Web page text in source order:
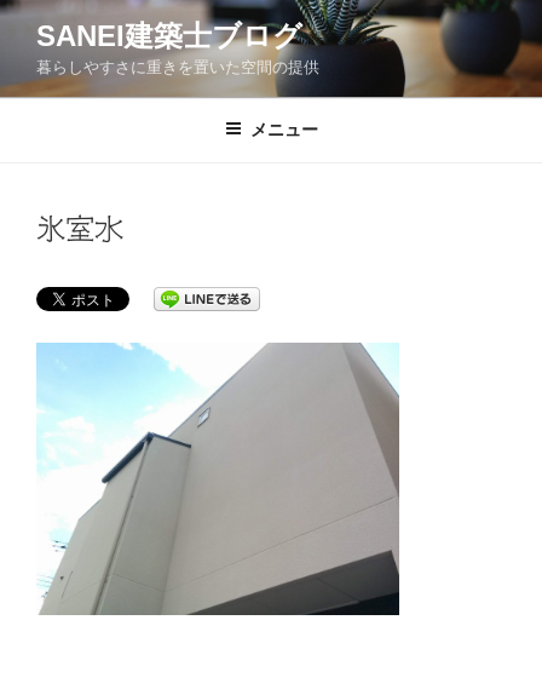
コ
ン
SANEI建築士ブログ
暮らしやすさに重きを置いた空間の提供
メニュー
氷室水